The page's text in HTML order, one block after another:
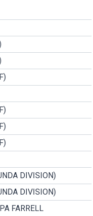
DIVISION)
DIVISION)
FARRELL